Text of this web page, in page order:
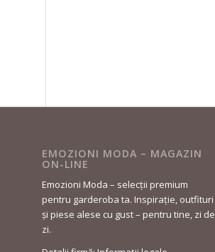
EMOZIONI MODA – MAGAZIN
ON-LINE
Emozioni Moda – selecții premium
pentru garderoba ta. Inspirație, outfituri
și piese alese cu gust – pentru tine, zi de
zi.